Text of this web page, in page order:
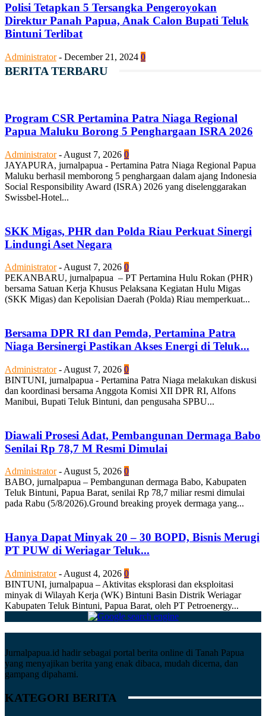
Polisi Tetapkan 5 Tersangka Pengeroyokan
Direktur Panah Papua, Anak Calon Bupati Teluk
Bintuni Terlibat
Administrator - December 21, 2024 0
BERITA TERBARU
Program CSR Pertamina Patra Niaga Regional
Papua Maluku Borong 5 Penghargaan ISRA 2026
Administrator - August 7, 2026 0
JAYAPURA, jurnalpapua - Pertamina Patra Niaga Regional Papua
Maluku berhasil memborong 5 penghargaan dalam ajang Indonesia
Social Responsibility Award (ISRA) 2026 yang diselenggarakan
Swissbel-Hotel...
SKK Migas, PHR dan Polda Riau Perkuat Sinergi
Lindungi Aset Negara
Administrator -August 7, 2026 0
PEKANBARU, jurnalpapua – PT Pertamina Hulu Rokan (PHR)
bersama Satuan Kerja Khusus Pelaksana Kegiatan Hulu Migas
(SKK Migas) dan Kepolisian Daerah (Polda) Riau memperkuat...
Bersama DPR RI dan Pemda, Pertamina Patra
Niaga Bersinergi Pastikan Akses Energi di Teluk...
Administrator - August 7, 2026 0
BINTUNI, jurnalpapua - Pertamina Patra Niaga melakukan diskusi
dan koordinasi bersama Anggota Komisi XII DPR RI, Alfons
Manibui, Bupati Teluk Bintuni, dan pengusaha SPBU...
Diawali Prosesi Adat, Pembangunan Dermaga Babo
Senilai Rp 78,7 M Resmi Dimulai
Administrator - August 5, 2026 0
BABO, jurnalpapua – Pembangunan dermaga Babo, Kabupaten
Teluk Bintuni, Papua Barat, senilai Rp 78,7 miliar resmi dimulai
pada Rabu (5/8/2026).Ground breaking proyek dermaga yang...
Hanya Dapat Minyak 20 – 30 BOPD, Bisnis Merugi
PT PUW di Weriagar Teluk...
Administrator - August 4, 2026 0
BINTUNI, jurnalpapua – Aktivitas eksplorasi dan eksploitasi
minyak di Wilayah Kerja (WK) Bintuni Basin Distrik Weriagar
Kabupaten Teluk Bintuni, Papua Barat, oleh PT Petroenergy...
Jurnalpapua.id hadir sebagai portal berita online di Tanah Papua
yang menyajikan berita yang enak dibaca, mudah dicerna, dan
gampang dipahami.
KATEGORI BERITA